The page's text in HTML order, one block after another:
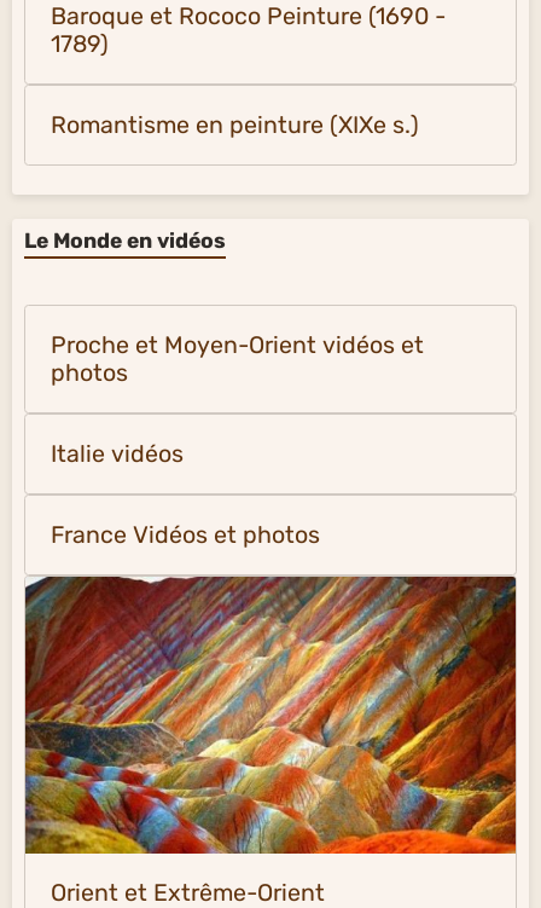
Baroque et Rococo Peinture (1690 -
1789)
Romantisme en peinture (XIXe s.)
Le Monde en vidéos
Proche et Moyen-Orient vidéos et
photos
Italie vidéos
France Vidéos et photos
Orient et Extrême-Orient